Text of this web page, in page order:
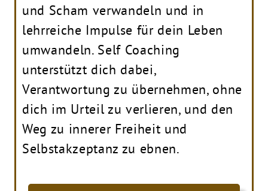
und Scham verwandeln und in
lehrreiche Impulse für dein Leben
umwandeln. Self Coaching
unterstützt dich dabei,
Verantwortung zu übernehmen, ohne
dich im Urteil zu verlieren, und den
Weg zu innerer Freiheit und
Selbstakzeptanz zu ebnen.